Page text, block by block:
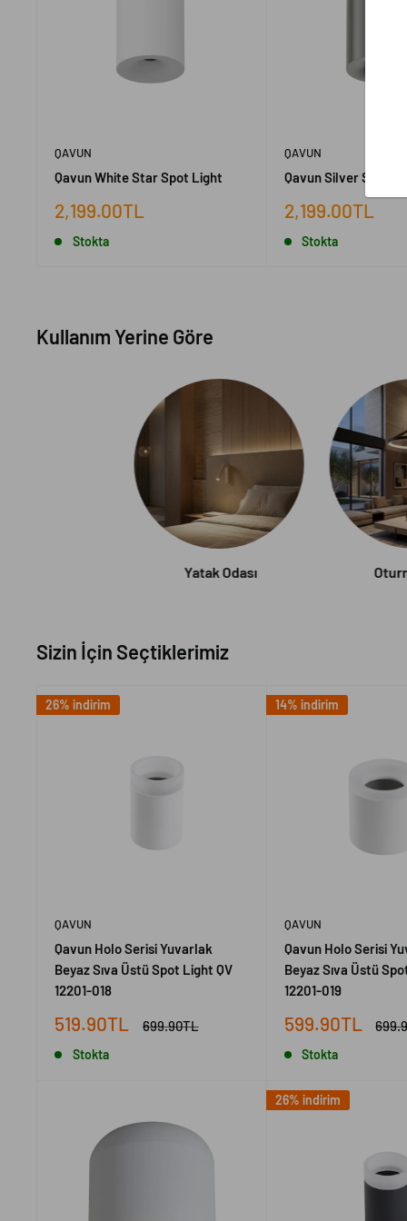
QAVUN
Qavun White Star Spot Light
İndirimli
2,199.00TL
Stokta
QAVUN
Qavun Silver Star
İndirimli
2,199.00TL
Stokta
Kullanım Yerine Göre
Yatak Odası
Sizin İçin Seçtiklerimiz
26% indirim
QAVUN
Qavun Holo Serisi Yuvarlak
Beyaz Sıva Üstü Spot Light QV
12201-018
İndirimli
519.90TL
Normal
699.90TL
Stokta
14% indirim
QAVUN
Qavun Holo Serisi
Beyaz Sıva Üstü
12201-019
İndirimli
599.90TL
Stokta
26% indirim